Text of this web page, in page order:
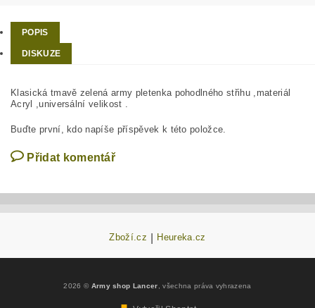
POPIS
DISKUZE
Klasická tmavě zelená army pletenka pohodlného střihu ,materiál
Acryl ,universální velikost .
Buďte první, kdo napíše příspěvek k této položce.
Přidat komentář
Zboží.cz Heureka.cz
2026 © Army shop Lancer , všechna práva vyhrazena